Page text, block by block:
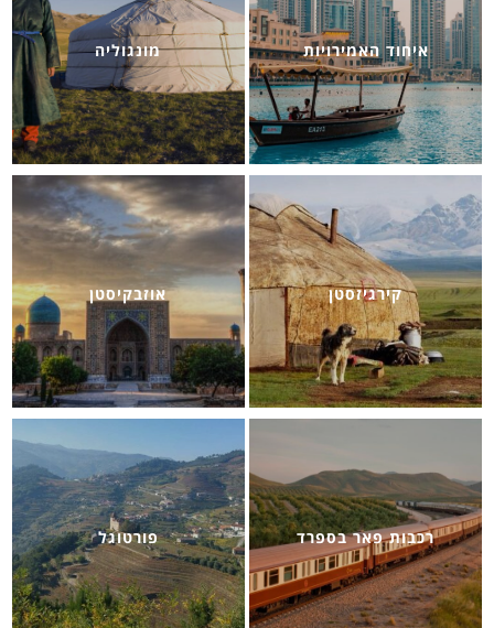
איחוד האמירויות מונגוליה
קירגיזסטן אוזבקיסטן
רכבות פאר בספרד פורטוגל